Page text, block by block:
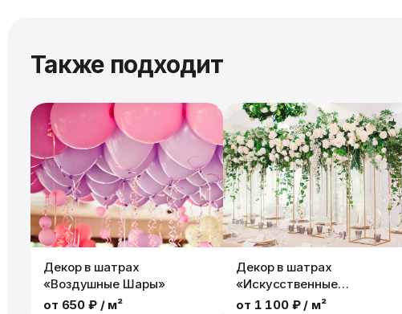
Также подходит
Декор в шатрах
«Воздушные Шары»
от 650 ₽/ м²
Декор в шатрах
«Искусственные
Растения»
от 1 100 ₽/ м²